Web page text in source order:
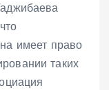
имеет право
таких